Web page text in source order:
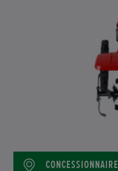
CONCESSIONNAIRE